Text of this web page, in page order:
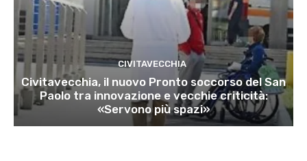
CIVITAVECCHIA
Civitavecchia, il nuovo Pronto soccorso del San
Paolo tra innovazione e vecchie criticità:
«Servono più spazi»